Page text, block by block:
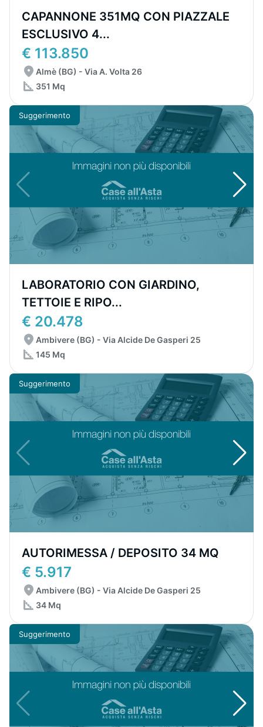
CAPANNONE 351MQ CON PIAZZALE
ESCLUSIVO 4...
€ 113.850
Almè (BG) - Via A. Volta 26
351 Mq
Suggerimento
LABORATORIO CON GIARDINO,
TETTOIE E RIPO...
€ 20.478
Ambivere (BG) - Via Alcide De Gasperi 25
145 Mq
Suggerimento
AUTORIMESSA / DEPOSITO 34 MQ
€ 5.917
Ambivere (BG) - Via Alcide De Gasperi 25
34 Mq
Suggerimento